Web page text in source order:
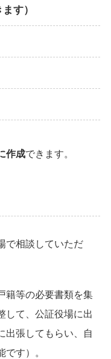
す）
作成できます。
で相談していただ
籍等の必要書類を集
して、公証役場に出
出張してもらい、自
す）。